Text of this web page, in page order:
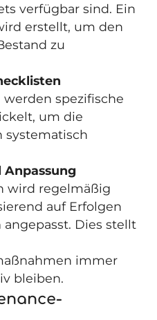
verfügbar sind. Ein
erstellt, um den
zu
spezifische
um die
systematisch
wird regelmäßig
auf Erfolgen
Dies stellt
immer
bleiben.